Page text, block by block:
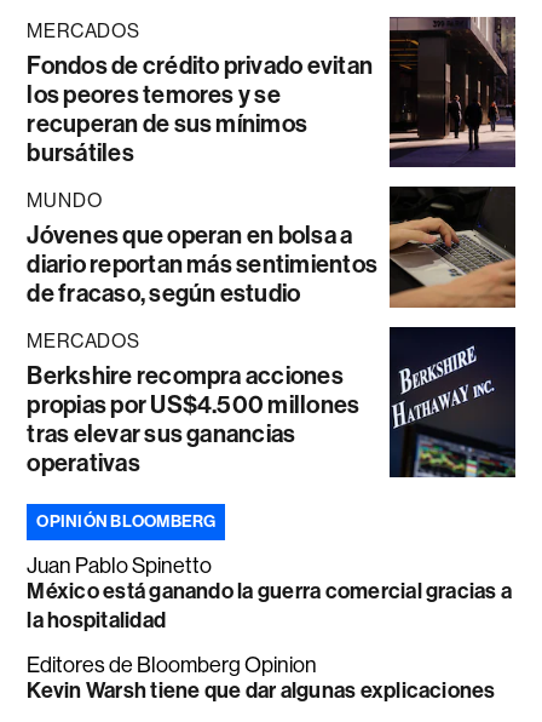
MERCADOS
Fondos de crédito privado evitan
los peores temores y se
recuperan de sus mínimos
bursátiles
MUNDO
Jóvenes que operan en bolsa a
diario reportan más sentimientos
de fracaso, según estudio
MERCADOS
Berkshire recompra acciones
propias por US$4.500 millones
tras elevar sus ganancias
operativas
OPINIÓN BLOOMBERG
Juan Pablo Spinetto
México está ganando la guerra comercial gracias a
la hospitalidad
Editores de Bloomberg Opinion
Kevin Warsh tiene que dar algunas explicaciones